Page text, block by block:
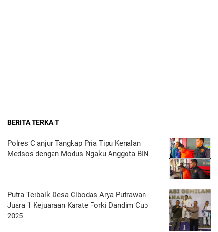
BERITA TERKAIT
Polres Cianjur Tangkap Pria Tipu Kenalan
Medsos dengan Modus Ngaku Anggota BIN
Putra Terbaik Desa Cibodas Arya Putrawan
Juara 1 Kejuaraan Karate Forki Dandim Cup
2025